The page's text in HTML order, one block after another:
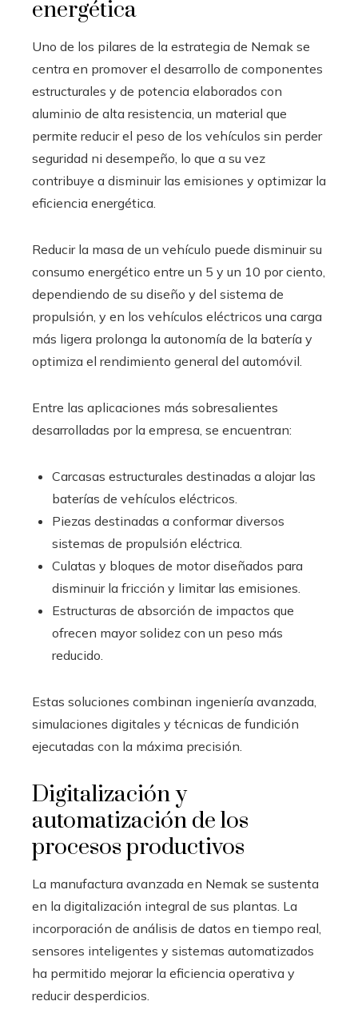
energética
Uno de los pilares de la estrategia de Nemak se
centra en promover el desarrollo de componentes
estructurales y de potencia elaborados con
aluminio de alta resistencia, un material que
permite reducir el peso de los vehículos sin perder
seguridad ni desempeño, lo que a su vez
contribuye a disminuir las emisiones y optimizar la
eficiencia energética.
Reducir la masa de un vehículo puede disminuir su
consumo energético entre un 5 y un 10 por ciento,
dependiendo de su diseño y del sistema de
propulsión, y en los vehículos eléctricos una carga
más ligera prolonga la autonomía de la batería y
optimiza el rendimiento general del automóvil.
Entre las aplicaciones más sobresalientes
desarrolladas por la empresa, se encuentran:
Carcasas estructurales destinadas a alojar las
baterías de vehículos eléctricos.
Piezas destinadas a conformar diversos
sistemas de propulsión eléctrica.
Culatas y bloques de motor diseñados para
disminuir la fricción y limitar las emisiones.
Estructuras de absorción de impactos que
ofrecen mayor solidez con un peso más
reducido.
Estas soluciones combinan ingeniería avanzada,
simulaciones digitales y técnicas de fundición
ejecutadas con la máxima precisión.
Digitalización y
automatización de los
procesos productivos
La manufactura avanzada en Nemak se sustenta
en la digitalización integral de sus plantas. La
incorporación de análisis de datos en tiempo real,
sensores inteligentes y sistemas automatizados
ha permitido mejorar la eficiencia operativa y
reducir desperdicios.